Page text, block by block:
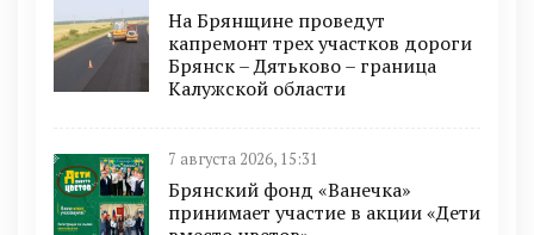
На Брянщине проведут
капремонт трех участков дороги
Брянск – Дятьково – граница
Калужской области
7 августа 2026, 15:31
Брянский фонд «Ванечка»
принимает участие в акции «Дети